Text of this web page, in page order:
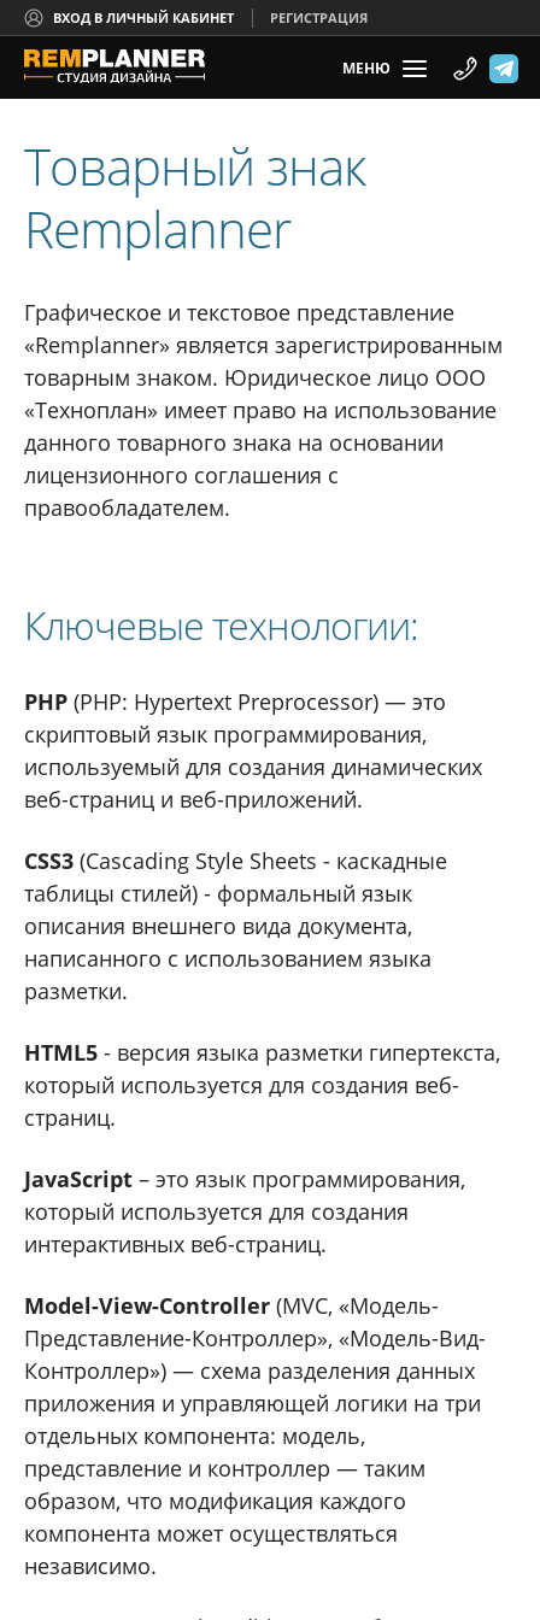
ВХОД В ЛИЧНЫЙ КАБИНЕТ РЕГИСТРАЦИЯ
МЕНЮ
Товарный знак
Remplanner
Графическое и текстовое представление
«Remplanner» является зарегистрированным
товарным знаком. Юридическое лицо ООО
«Техноплан» имеет право на использование
данного товарного знака на основании
лицензионного соглашения с
правообладателем.
Ключевые технологии:
PHP (PHP: Hypertext Preprocessor) — это
скриптовый язык программирования,
используемый для создания динамических
веб-страниц и веб-приложений.
CSS3 (Cascading Style Sheets - каскадные
таблицы стилей) - формальный язык
описания внешнего вида документа,
написанного с использованием языка
разметки.
HTML5 - версия языка разметки гипертекста,
который используется для создания веб-
страниц.
JavaScript – это язык программирования,
который используется для создания
интерактивных веб-страниц.
Model-View-Controller (MVC, «Модель-
Представление-Контроллер», «Модель-Вид-
Контроллер») — схема разделения данных
приложения и управляющей логики на три
отдельных компонента: модель,
представление и контроллер — таким
образом, что модификация каждого
компонента может осуществляться
независимо.